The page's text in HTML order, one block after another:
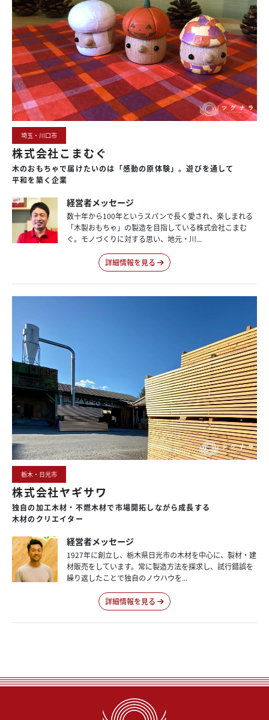
埼玉・川口市
株式会社こまむぐ
木のおもちゃで届けたいのは 「感動の原体験」。遊びを通して
平和を築く企業
経営者メッセージ
数十年から100年というスパンで長く愛され、楽しまれる
「木製おもちゃ」の製造を目指している株式会社こまむ
ぐ。モノづくりに対する思い、地元・川...
詳細情報を見る
栃木・日光市
株式会社ヤギサワ
独自の加工木材・不燃木材で市場開拓しながら成長する
木材のクリエイター
経営者メッセージ
1927年に創立し、栃木県日光市の木材を中心に、製材・建
材販売をしています。常に製造方法を探求し、試行錯誤を
繰り返したことで独自のノウハウを...
詳細情報を見る